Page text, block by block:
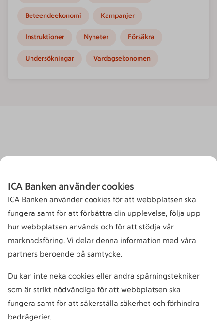
Beteendeekonomi Kampanjer
Instruktioner Nyheter Försäkra
Undersökningar Vardagsekonomen
ICA Banken använder cookies
ICA Banken använder cookies för att webbplatsen ska
fungera samt för att förbättra din upplevelse, följa upp
hur webbplatsen används och för att stödja vår
marknadsföring. Vi delar denna information med våra
partners beroende på samtycke.
Du kan inte neka cookies eller andra spårningstekniker
som är strikt nödvändiga för att webbplatsen ska
fungera samt för att säkerställa säkerhet och förhindra
bedrägerier.